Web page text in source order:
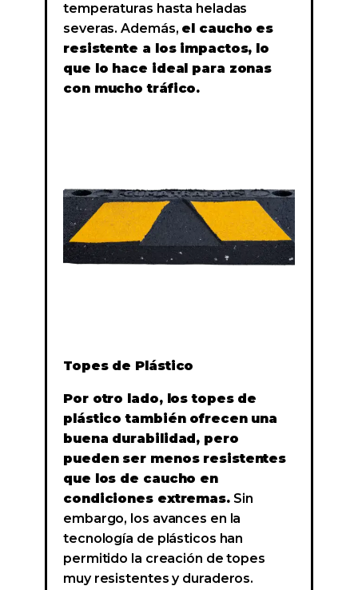
temperaturas hasta heladas
severas. Además, el caucho es
resistente a los impactos, lo
que lo hace ideal para zonas
con mucho tráfico.
Topes de Plástico
Por otro lado, los topes de
plástico también ofrecen una
buena durabilidad, pero
pueden ser menos resistentes
que los de caucho en
condiciones extremas.Sin
embargo, los avances en la
tecnología de plásticos han
permitido la creación de topes
muy resistentes y duraderos.